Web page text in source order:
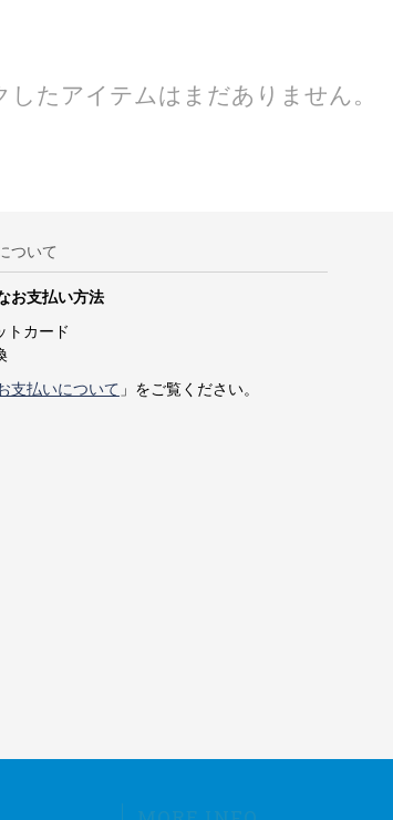
したアイテムはまだありません。
ついて
お支払い方法
トカード
支払いについて 」をご覧ください。